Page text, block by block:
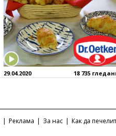
29.04.2020 18 735
| Реклама | За нас | Как да